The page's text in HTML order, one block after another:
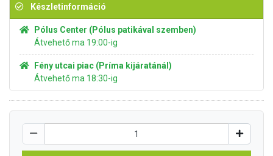
Készletinformáció
Pólus Center (Pólus patikával szemben)
Átvehető ma 19:00-ig
Fény utcai piac (Príma kijáratánál)
Átvehető ma 18:30-ig